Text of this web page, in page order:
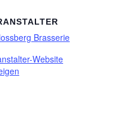
Brasserie
Website